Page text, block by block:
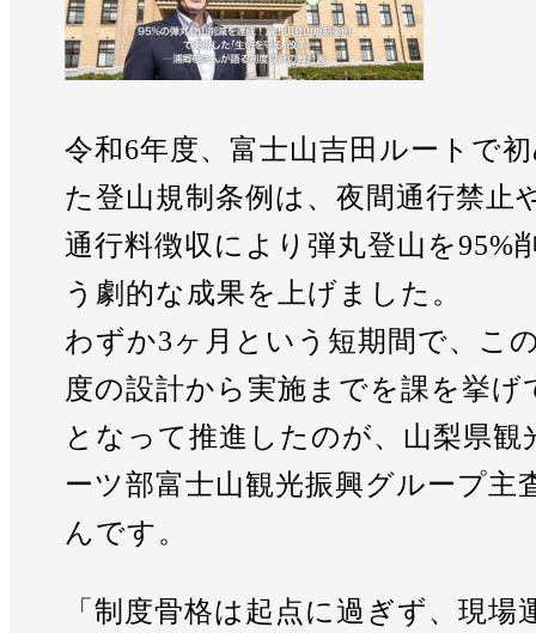
令和6年度、富士山吉田ルートで
た登山規制条例は、夜間通行禁止
通行料徴収により弾丸登山を95%
う劇的な成果を上げました。
わずか3ヶ月という短期間で、こ
度の設計から実施までを課を挙げ
となって推進したのが、山梨県観
ーツ部富士山観光振興グループ主
んです。
「制度骨格は起点に過ぎず、現場